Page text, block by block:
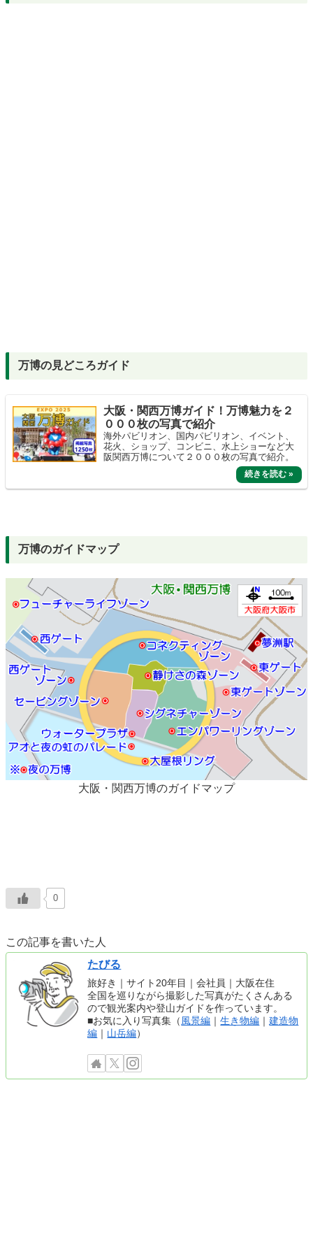
万博の見どころガイド
大阪・関西万博ガイド！万博魅力を２
０００枚の写真で紹介
海外パビリオン、国内パビリオン、イベント、
花火、ショップ、コンビニ、水上ショーなど大
阪関西万博について２０００枚の写真で紹介。
万博のガイドマップ
大阪・関西万博のガイドマップ
0
この記事を書いた人
たびる
旅好き｜サイト20年目｜会社員｜大阪在住
全国を巡りながら撮影した写真がたくさんある
ので観光案内や登山ガイドを作っています。
■お気に入り写真集（ 風景編 ｜生き物編 ｜建造物
編 ｜ 山岳編）